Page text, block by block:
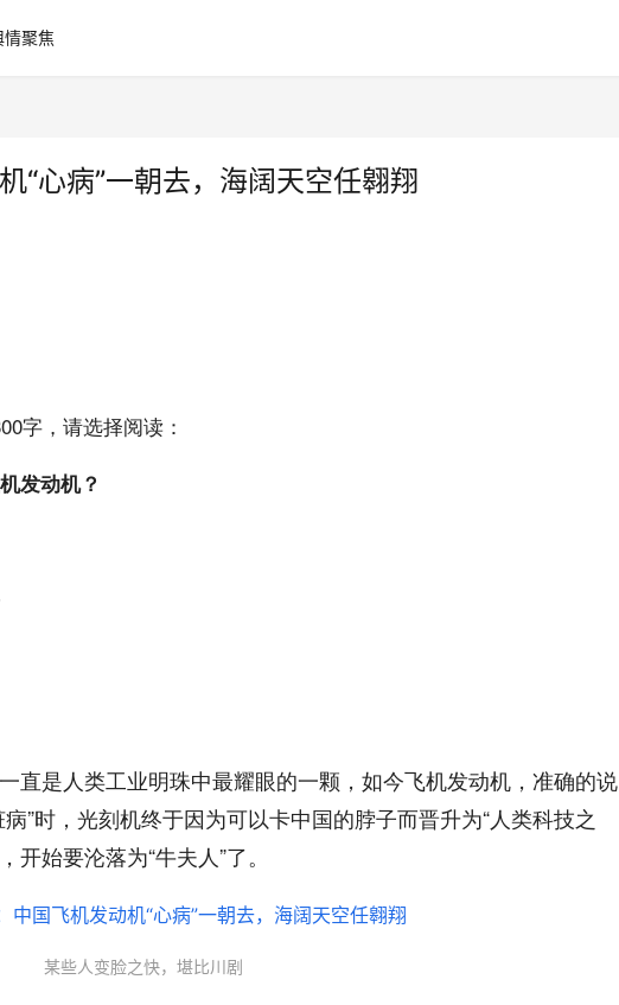
情聚焦
“心病”一朝去，海阔天空任翱翔
字，请选择阅读：
发动机？
直是人类工业明珠中最耀眼的一颗，如今飞机发动机，准确的说
”时，光刻机终于因为可以卡中国的脖子而晋升为“人类科技之
开始要沦落为“牛夫人”了。
某些人变脸之快，堪比川剧